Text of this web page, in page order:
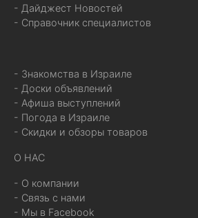
- Дайджест Новостей
- Справочник специалистов
- Знакомства в Израиле
- Доски объявлений
- Афиша выступлений
- Погода в Израиле
- Скидки и обзоры товаров
О НАС
- О компании
- Связь с нами
- Мы в Facebook